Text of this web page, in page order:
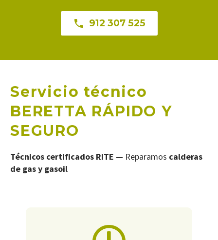
 912 307 525
Servicio técnico
BERETTA RÁPIDO Y
SEGURO
Técnicos certificados RITE — Reparamos calderas
de gas y gasoil